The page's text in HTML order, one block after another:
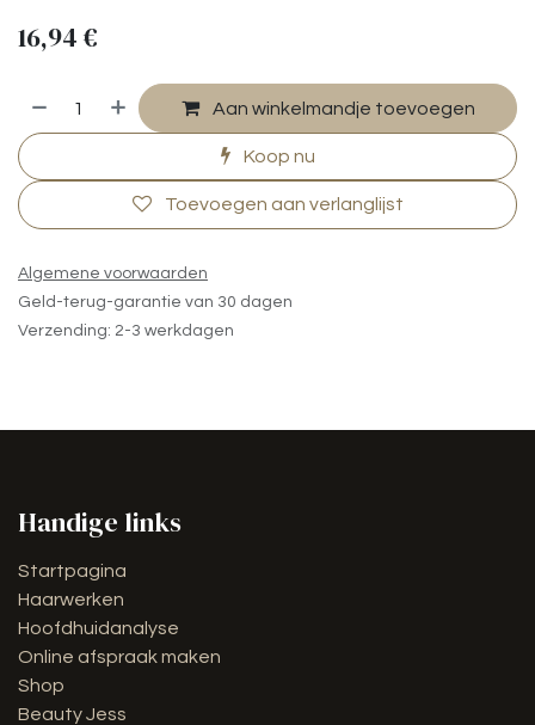
16,94 €
Aan winkelmandje toevoegen
Koop nu
Toevoegen aan verlanglijst
Algemene voorwaarden
Geld-terug-garantie van 30 dagen
Verzending: 2-3 werkdagen
Handige links
Startpagina
Haarwerken
Hoofdhuidanalyse
Online afspraak maken
Shop
Beauty Jess